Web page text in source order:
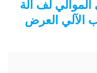
الموالي لف آلة
الآلي العرض